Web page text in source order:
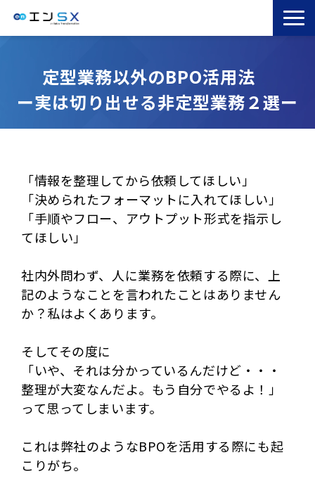
エンSXとは
サービス一覧
セミナー
コラム
定型業務以外のBPO活用法
ー実は切り出せる非定型業務２選ー
「情報を整理してから依頼してほしい」
「決められたフォーマットに入れてほしい」
「手順やフロー、アウトプット形式を指示し
てほしい」
社内外問わず、人に業務を依頼する際に、上
記のようなことを言われたことはありません
か？私はよくあります。
そしてその度に
「いや、それは分かっているんだけど・・・
整理が大変なんだよ。もう自分でやるよ！」
って思ってしまいます。
これは弊社のようなBPOを活用する際にも起
こりがち。